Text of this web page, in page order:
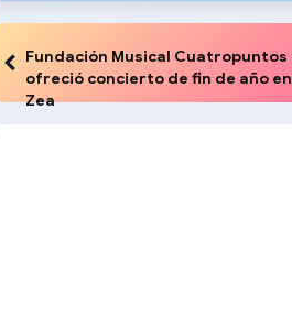
Fundación Musical Cuatropuntos
ofreció concierto de fin de año en
Zea